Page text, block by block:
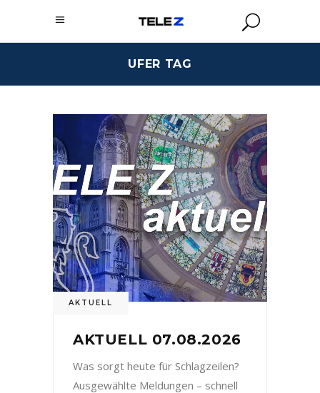
UFER TAG
AKTUELL
AKTUELL 07.08.2026
Was sorgt heute für Schlagzeilen?
Ausgewählte Meldungen – schnell